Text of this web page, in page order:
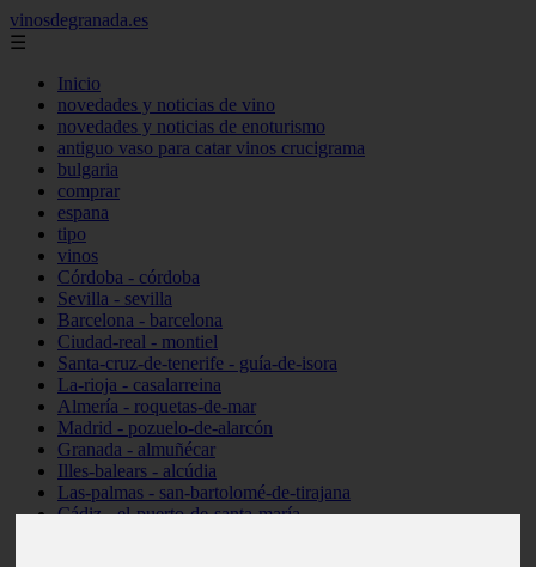
vinosdegranada.es
☰
Inicio
novedades y noticias de vino
novedades y noticias de enoturismo
antiguo vaso para catar vinos crucigrama
bulgaria
comprar
espana
tipo
vinos
Córdoba - córdoba
Sevilla - sevilla
Barcelona - barcelona
Ciudad-real - montiel
Santa-cruz-de-tenerife - guía-de-isora
La-rioja - casalarreina
Almería - roquetas-de-mar
Madrid - pozuelo-de-alarcón
Granada - almuñécar
Illes-balears - alcúdia
Las-palmas - san-bartolomé-de-tirajana
Cádiz - el-puerto-de-santa-maría